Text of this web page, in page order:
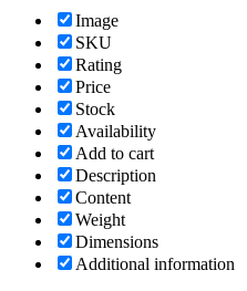
Image
SKU
Rating
Price
Stock
Availability
Add to cart
Description
Content
Weight
Dimensions
Additional information